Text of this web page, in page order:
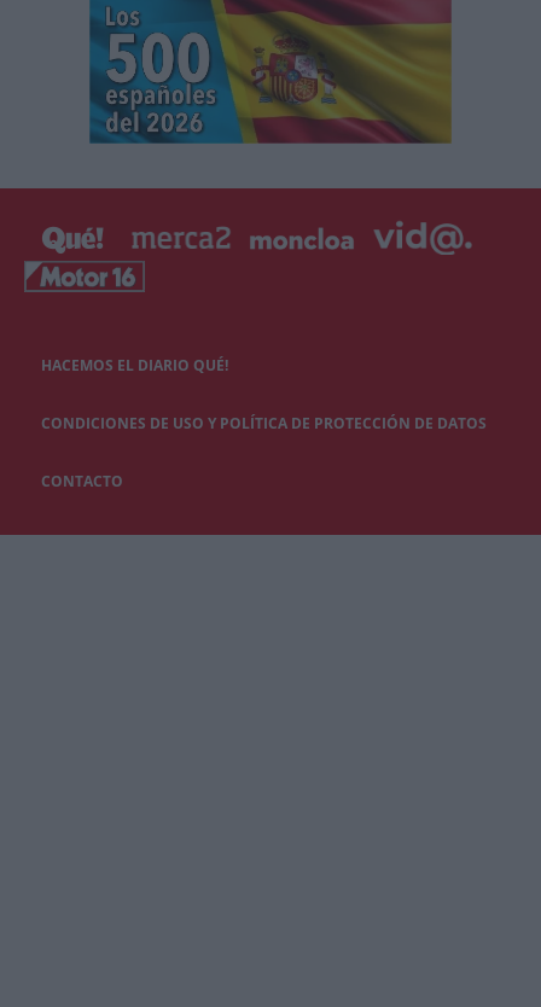
HACEMOS EL DIARIO QUÉ!
CONDICIONES DE USO Y POLÍTICA DE PROTECCIÓN DE DATOS
CONTACTO